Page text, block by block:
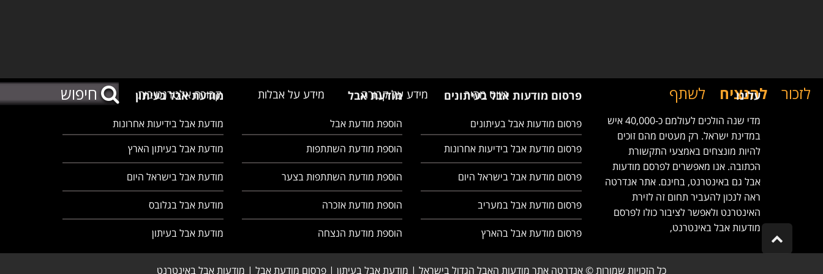
ניווט מהיר מידע על קבורה מידע על אבלות קבורה אלטרנטיבית לזכור להנציח לשתף עלינו
מדי שנה הולכים לעולמם כ-40,000 איש
במדינת ישראל. רק מעטים מהם זוכים
להיות מונצחים באמצעי התקשורת
הכתובה. אנו מאפשרים לפרסם מודעות
אבל גם באינטרנט, בחינם. אתר אנדרטה
ראה לנכון להעביר תחום זה לזירת
האינטרנט ולאפשר לציבור כולו לפרסם
מודעות אבל באינטרנט,
פרסום מודעות אבל בעיתונים
פרסום מודעות אבל בעיתונים
פרסום מודעת אבל בידיעות אחרונות
פרסום מודעת אבל בישראל היום
פרסום מודעת אבל במעריב
פרסום מודעת אבל בהארץ
מודעת אבל
הוספת מודעת אבל
הוספת מודעת השתתפות
הוספת מודעת השתתפות בצער
הוספת מודעת אזכרה
הוספת מודעת הנצחה
מודעת אבל בעיתון
מודעת אבל בידיעות אחרונות
מודעת אבל בעיתון הארץ
מודעת אבל בישראל היום
מודעת אבל בגלובס
מודעת אבל בעיתון
כל הזכויות שמורות © אנדרטה אתר מודעות האבל הגדול בישראל | מודעת אבל בעיתון | פרסום מודעת אבל | מודעות אבל באינטרנט
to